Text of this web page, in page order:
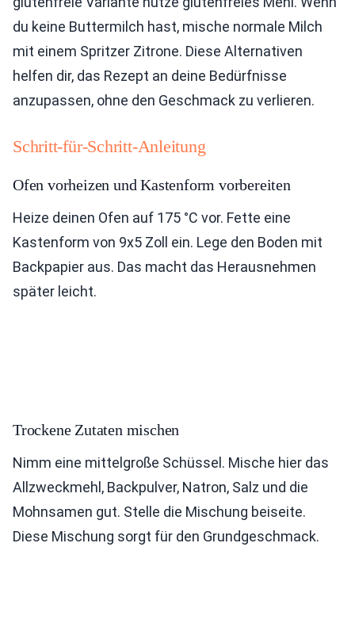
du keine Buttermilch hast, mische normale Milch
mit einem Spritzer Zitrone. Diese Alternativen
helfen dir, das Rezept an deine Bedürfnisse
anzupassen, ohne den Geschmack zu verlieren.
Schritt-für-Schritt-Anleitung
Ofen vorheizen und Kastenform vorbereiten
Heize deinen Ofen auf 175 °C vor. Fette eine
Kastenform von 9x5 Zoll ein. Lege den Boden mit
Backpapier aus. Das macht das Herausnehmen
später leicht.
Trockene Zutaten mischen
Nimm eine mittelgroße Schüssel. Mische hier das
Allzweckmehl, Backpulver, Natron, Salz und die
Mohnsamen gut. Stelle die Mischung beiseite.
Diese Mischung sorgt für den Grundgeschmack.